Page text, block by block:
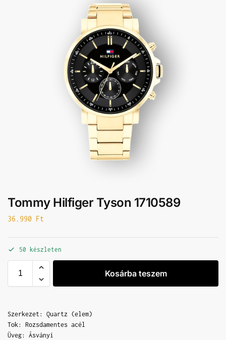
Tommy Hilfiger Tyson 1710589
36.990 Ft
50 készleten
Kosárba teszem
Szerkezet: Quartz (elem)
Tok: Rozsdamentes acél
Üveg: Ásványi